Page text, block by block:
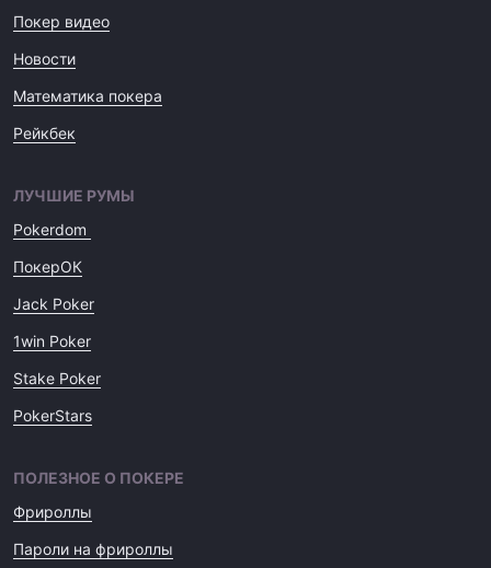
Покер видео
Новости
Математика покера
Рейкбек
ЛУЧШИЕ РУМЫ
Pokerdom
ПокерОК
Jack Poker
1win Poker
Stake Poker
PokerStars
ПОЛЕЗНОЕ О ПОКЕРЕ
Фрироллы
Пароли на фрироллы